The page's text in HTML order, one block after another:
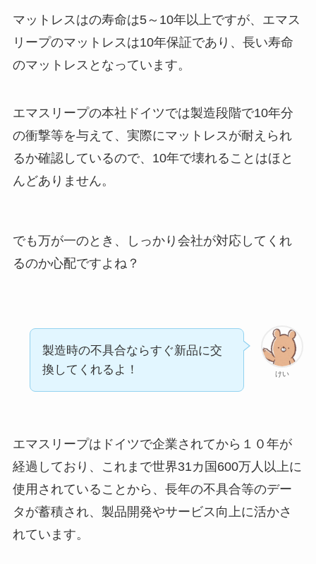
マットレスはの寿命は5～10年以上ですが、エマス
リープのマットレスは10年保証であり、長い寿命
のマットレスとなっています。
エマスリープの本社ドイツでは製造段階で10年分
の衝撃等を与えて、実際にマットレスが耐えられ
るか確認しているので、10年で壊れることはほと
んどありません。
でも万が一のとき、しっかり会社が対応してくれ
るのか心配ですよね？
けい
製造時の不具合ならすぐ新品に交
換してくれるよ！
エマスリープはドイツで企業されてから１０年が
経過しており、これまで世界31カ国600万人以上に
使用されていることから、長年の不具合等のデー
タが蓄積され、製品開発やサービス向上に活かさ
れています。